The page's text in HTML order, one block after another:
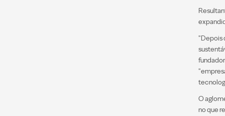
"Depois
O
no que